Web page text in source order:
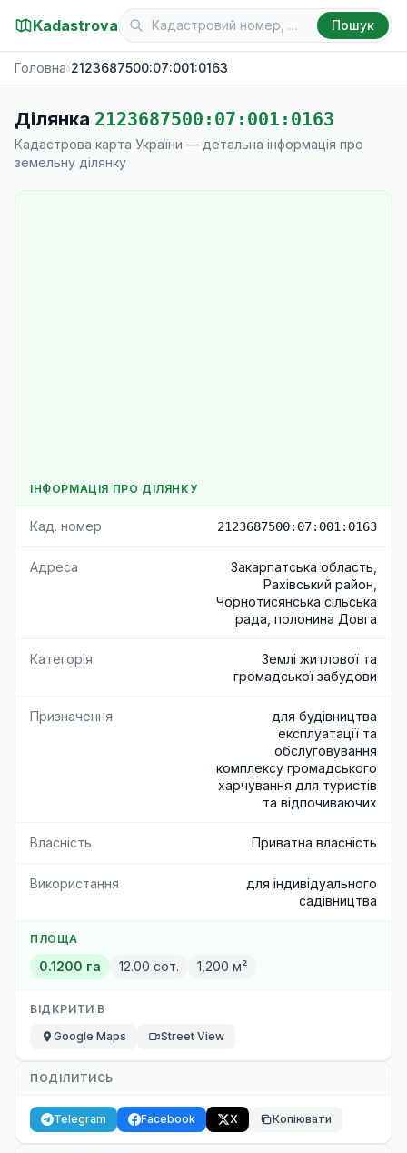
Kadastrova Пошук
Головна›2123687500:07:001:0163
Ділянка 2123687500:07:001:0163
Кадастрова карта України — детальна інформація про
земельну ділянку
ІНФОРМАЦІЯ ПРО ДІЛЯНКУ
Кад. номер 2123687500:07:001:0163
Адреса
Закарпатська область,
Рахівський район,
Чорнотисянська сільська
рада, полонина Довга
Категорія
Землі житлової та
громадської забудови
Призначення
для будівництва
експлуатації та
обслуговування
комплексу громадського
харчування для туристів
та відпочиваючих
Власність Приватна власність
Використання
для індивідуального
садівництва
ПЛОЩА
0.1200 га 12.00 сот. 1,200 м²
ВІДКРИТИ В
Google Maps
Street View
ПОДІЛИТИСЬ
Telegram Facebook X Копіювати